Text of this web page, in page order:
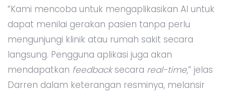
“Kami mencoba untuk mengaplikasikan AI untuk
dapat menilai gerakan pasien tanpa perlu
mengunjungi klinik atau rumah sakit secara
langsung. Pengguna aplikasi juga akan
mendapatkan feedbacksecara real-time,” jelas
Darren dalam keterangan resminya, melansir